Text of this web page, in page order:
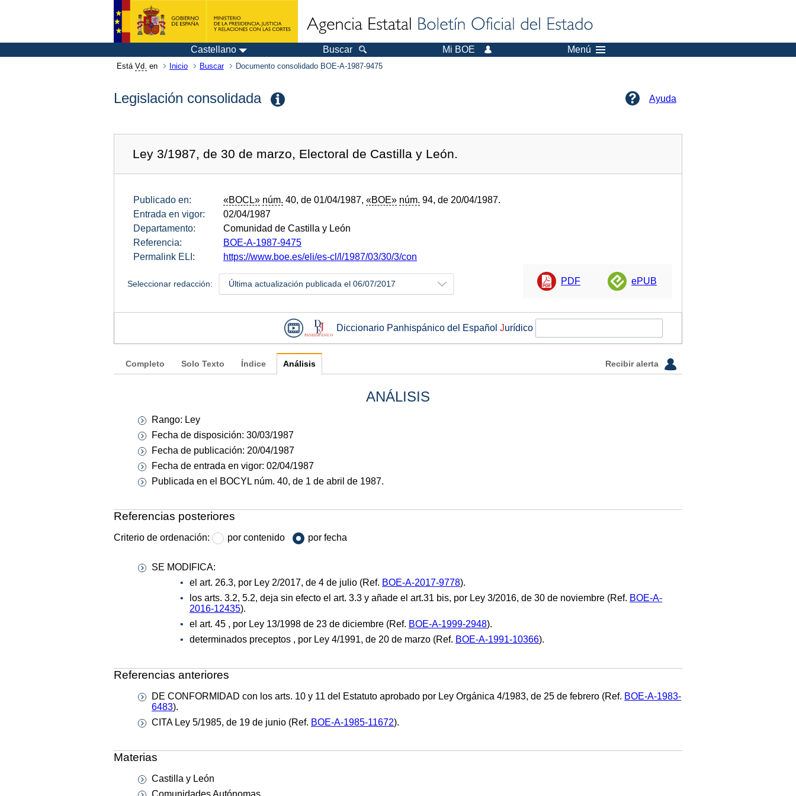
Castellano Buscar Mi BOE Menú
Está Vd. en Inicio Buscar Documento consolidado BOE-A-1987-9475
Legislación consolidada Ayuda
Ley 3/1987, de 30 de marzo, Electoral de Castilla y León.
Publicado en: «BOCL» núm. 40, de 01/04/1987, «BOE» núm. 94, de 20/04/1987.
Entrada en vigor:
02/04/1987
Departamento:
Comunidad de Castilla y León
Referencia:
BOE-A-1987-9475
Permalink ELI:
https://www.boe.es/eli/es-cl/l/1987/03/30/3/con
Seleccionar redacción: Última actualización publicada el 06/07/2017 PDF ePUB
Diccionario Panhispánico del Español Jurídico
Completo Solo Texto Índice Análisis Recibir alerta
ANÁLISIS
Rango: Ley
Fecha de disposición: 30/03/1987
Fecha de publicación: 20/04/1987
Fecha de entrada en vigor: 02/04/1987
Publicada en el BOCYL núm. 40, de 1 de abril de 1987.
Referencias posteriores
Criterio de ordenación: por contenido por fecha
SE MODIFICA:
el art. 26.3, por Ley 2/2017, de 4 de julio (Ref. BOE-A-2017-9778).
los arts. 3.2, 5.2, deja sin efecto el art. 3.3 y añade el art.31 bis, por Ley 3/2016, de 30 de noviembre (Ref. BOE-A-
2016-12435).
el art. 45 , por Ley 13/1998 de 23 de diciembre (Ref. BOE-A-1999-2948).
determinados preceptos , por Ley 4/1991, de 20 de marzo (Ref. BOE-A-1991-10366).
Referencias anteriores
DE CONFORMIDAD con los arts. 10 y 11 del Estatuto aprobado por Ley Orgánica 4/1983, de 25 de febrero (Ref. BOE-A-1983-
6483).
CITA Ley 5/1985, de 19 de junio (Ref. BOE-A-1985-11672).
Materias
Castilla y León